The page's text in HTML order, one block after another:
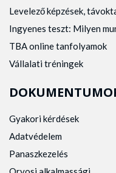
Levelező képzések,
Ingyenes teszt: Milyen
TBA online tanfolyamok
Vállalati tréningek
Gyakori kérdések
Adatvédelem
Panaszkezelés